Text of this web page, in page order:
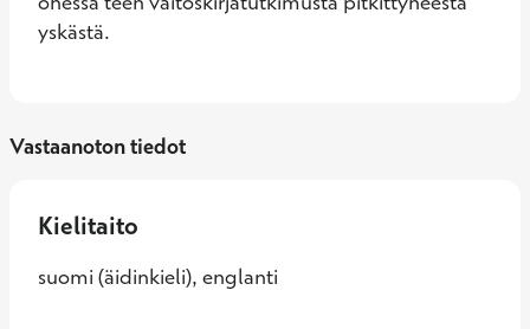
yskästä.
Vastaanoton tiedot
Kielitaito
suomi (äidinkieli), englanti